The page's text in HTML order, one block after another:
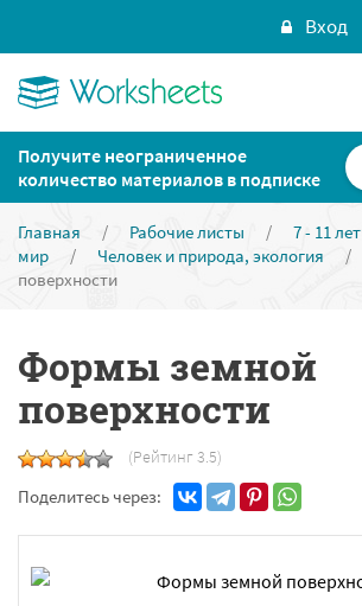
Вход
Получите неограниченное
количество материалов в подписке
Главная / Рабочие листы / 7 - 11 лет
мир
/ Человек и природа, экология /
поверхности
Формы земной
поверхности
(Рейтинг 3.5)
Поделитесь через: